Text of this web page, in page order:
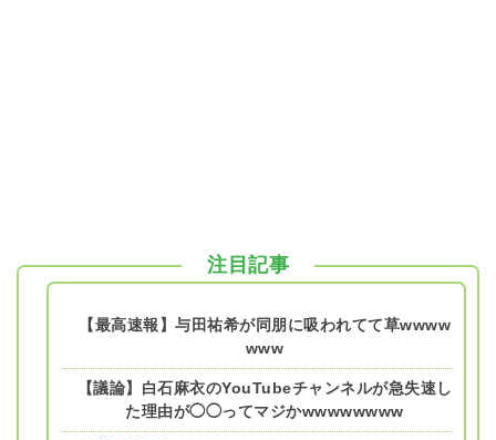
注目記事
【最高速報】与田祐希が同朋に吸われてて草wwww
www
【議論】白石麻衣のYouTubeチャンネルが急失速し
た理由が◯◯ってマジかwwwwwwww